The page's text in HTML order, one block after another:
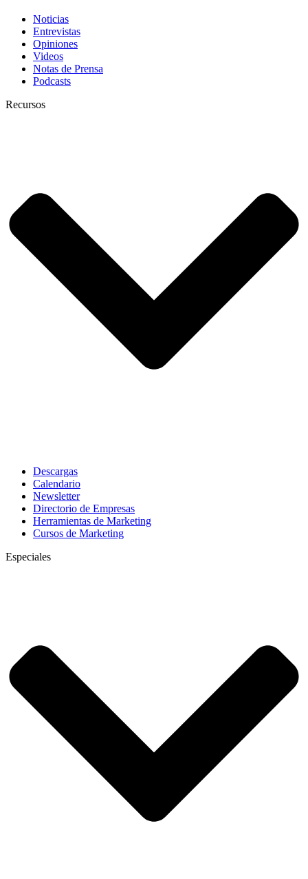
Noticias
Entrevistas
Opiniones
Videos
Notas de Prensa
Podcasts
Recursos
Descargas
Calendario
Newsletter
Directorio de Empresas
Herramientas de Marketing
Cursos de Marketing
Especiales